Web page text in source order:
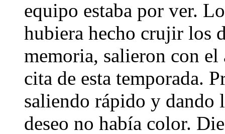
equipo estaba por ver.
hubiera hecho crujir los
memoria, salieron con
cita de esta temporada.
saliendo rápido y dando
deseo no había color.